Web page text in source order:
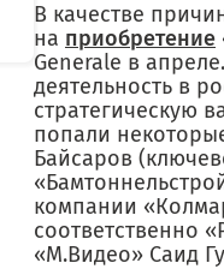
В качестве
на приобретение
Generale в
деятельность в
стратегическую
попали
Байсаров
компании
соответственно
«М.Видео» Саид